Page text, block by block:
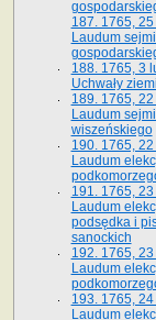
187. 1765,
Laudum
188. 1765, 3
Uchwały
189. 1765,
Laudum
wiszeńskiego
190. 1765,
Laudum
191. 1765,
Laudum
podsędka i
sanockich
192. 1765,
Laudum
193. 1765,
Laudum